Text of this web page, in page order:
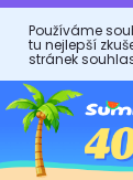
Autorizované
Používáme
tu nejlepší
stránek